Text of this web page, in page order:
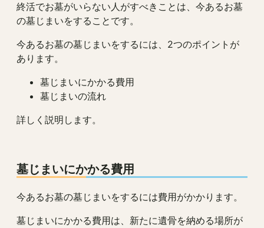
終活でお墓がいらない人がすべきことは、今あるお墓
の墓じまいをすることです。
今あるお墓の墓じまいをするには、2つのポイントが
あります。
墓じまいにかかる費用
墓じまいの流れ
詳しく説明します。
墓じまいにかかる費用
今あるお墓の墓じまいをするには費用がかかります。
墓じまいにかかる費用は、新たに遺骨を納める場所が